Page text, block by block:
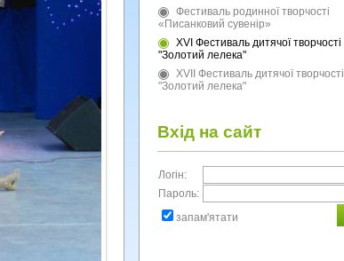
Фестиваль родинної творчості
«Писанковий сувенір»
XVI Фестиваль дитячої творчості
"Золотий лелека"
XVII Фестиваль дитячої творчості
"Золотий лелека"
Вхід на сайт
Логін:
Пароль:
запам'ятати